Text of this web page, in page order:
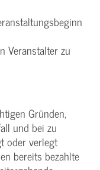
Veranstalter zu
Gründen,
und bei zu
oder verlegt
bereits bezahlte